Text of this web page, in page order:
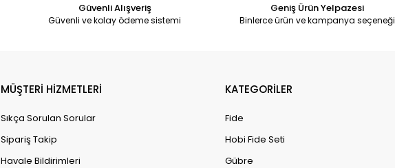
Güvenli Alışveriş
Güvenli ve kolay ödeme sistemi
Geniş Ürün Yelpazesi
Binlerce ürün ve kampanya seçeneği
MÜŞTERİ HİZMETLERİ
Sıkça Sorulan Sorular
Sipariş Takip
Havale Bildirimleri
KATEGORİLER
Fide
Hobi Fide Seti
Gübre